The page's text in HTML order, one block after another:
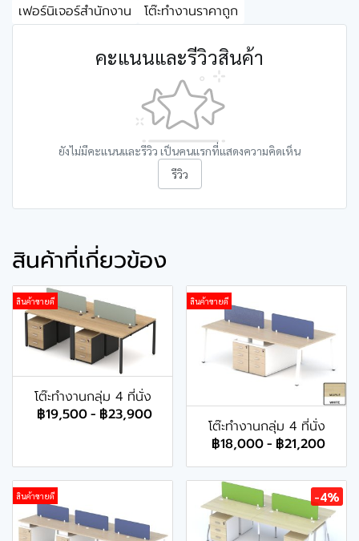
เฟอร์นิเจอร์สำนักงาน
โต๊ะทำงานราคาถูก
คะแนนและรีวิวสินค้า
ยังไม่มีคะแนนและรีวิว เป็นคนแรกที่แสดงความคิดเห็น
รีวิว
สินค้าที่เกี่ยวข้อง
สินค้าขายดี
โต๊ะทำงานกลุ่ม 4 ที่นั่ง
฿19,500- ฿23,900
สินค้าขายดี
โต๊ะทำงานกลุ่ม 4 ที่นั่ง
฿18,000- ฿21,200
สินค้าขายดี -4%